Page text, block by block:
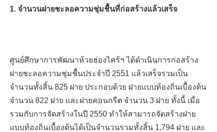
1. จำนวนฝายชะลอความชุ่มชื้นที่ก่อสร้างแล้วเสร็จ
ศูนย์ศึกษาการพัฒนาห้วยฮ่องไคร้ฯ ได้ดำเนินการก่อสร้าง
ฝายชะลอความชุ่มชื้นประจำปี 2551 แล้วเสร็จรวมเป็น
จำนวนทั้งสิ้น 825 ฝาย ประกอบด้วย ฝายแบบท้องถิ่นเบื้องต้น
จำนวน 822 ฝาย และฝายคอนกรีต จำนวน 3 ฝาย ทั้งนี้ เมื่อ
รวมกับการจัดสร้างในปี 2550 ทำให้สามารถจัดสร้างฝาย
แบบท้องถิ่นเบื้องต้นได้เป็นจำนวนรวมทั้งสิ้น 1,794 ฝาย และ